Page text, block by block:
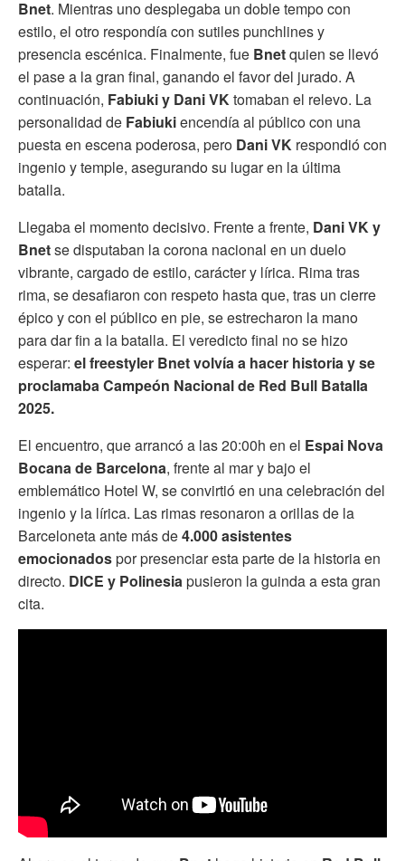
Bnet. Mientras uno desplegaba un doble tempo con
estilo, el otro respondía con sutiles punchlines y
presencia escénica. Finalmente, fue Bnetquien se llevó
el pase a la gran final, ganando el favor del jurado. A
continuación, Fabiuki y Dani VKtomaban el relevo. La
personalidad de Fabiukiencendía al público con una
puesta en escena poderosa, pero Dani VK respondió con
ingenio y temple, asegurando su lugar en la última
batalla.
Llegaba el momento decisivo. Frente a frente, Dani VK y
Bnetse disputaban la corona nacional en un duelo
vibrante, cargado de estilo, carácter y lírica. Rima tras
rima, se desafiaron con respeto hasta que, tras un cierre
épico y con el público en pie, se estrecharon la mano
para dar fin a la batalla. El veredicto final no se hizo
esperar: el freestyler Bnet volvía a hacer historia y se
proclamaba Campeón Nacional de Red Bull Batalla
2025.
El encuentro, que arrancó a las 20:00h en el Espai Nova
Bocana de Barcelona, frente al mar y bajo el
emblemático Hotel W, se convirtió en una celebración del
ingenio y la lírica. Las rimas resonaron a orillas de la
Barceloneta ante más de4.000 asistentes
emocionadospor presenciar esta parte de la historia en
directo. DICE y Polinesiapusieron la guinda a esta gran
cita.